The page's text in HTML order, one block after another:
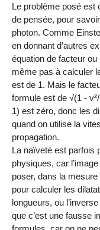
Le problème posé est
de pensée, pour
photon. Comme
en donnant d’autres
équation de facteur ou
même pas à calculer
est de 1. Mais le
formule est de √(1 -
1) est zéro, donc les
quand on utilise la
propagation.
La naïveté est parfois
physiques, car
poser, dans la
pour calculer les
longueurs, ou
que c’est une fausse